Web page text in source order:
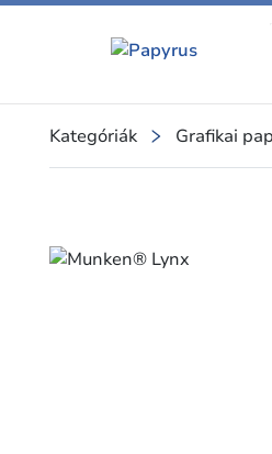
Kategóriák Grafikai
Slide 1 of 1